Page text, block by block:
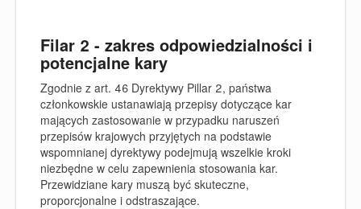
Filar 2 - zakres odpowiedzialności i
potencjalne kary
Zgodnie z art. 46 Dyrektywy Pillar 2, państwa
członkowskie ustanawiają przepisy dotyczące kar
mających zastosowanie w przypadku naruszeń
przepisów krajowych przyjętych na podstawie
wspomnianej dyrektywy podejmują wszelkie kroki
niezbędne w celu zapewnienia stosowania kar.
Przewidziane kary muszą być skuteczne,
proporcjonalne i odstraszające.